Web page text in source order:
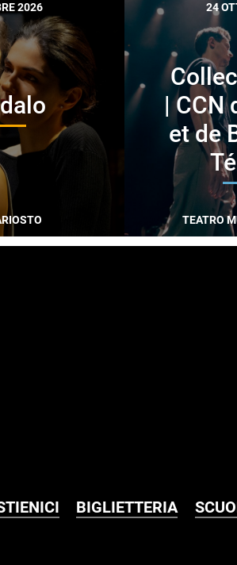
2026 24
| CCN
et de
TEATRO
BIGLIETTERIA